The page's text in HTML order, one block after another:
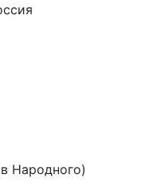
Народного)